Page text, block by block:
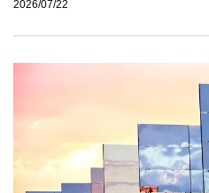
2026/07/22